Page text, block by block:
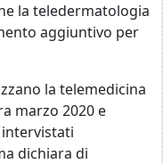
la teledermatologia
aggiuntivo per
la telemedicina
marzo 2020 e
dichiara di